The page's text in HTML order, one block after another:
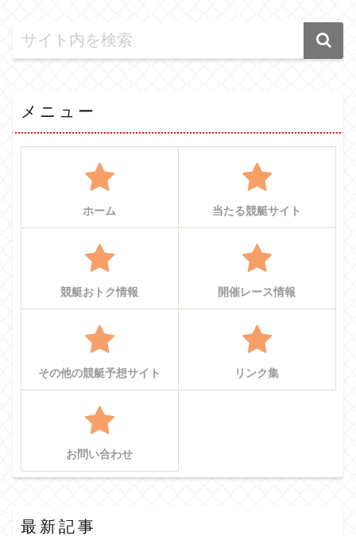
メニュー
ホーム 当たる競艇サイト
競艇おトク情報 開催レース情報
その他の競艇予想サイト リンク集
お問い合わせ
最新記事